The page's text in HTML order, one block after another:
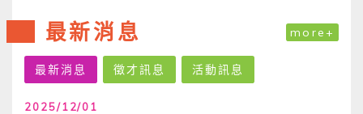
最新消息 more+
最新消息 徵才訊息 活動訊息
2025/12/01